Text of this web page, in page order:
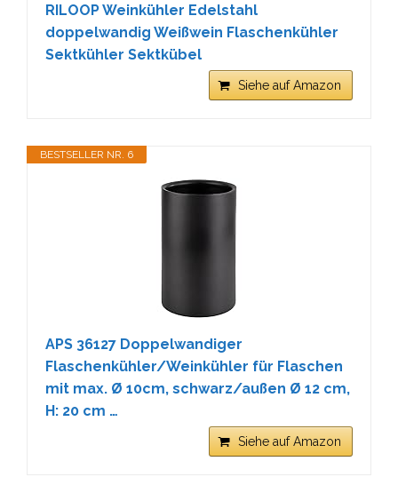
RILOOP Weinkühler Edelstahl
doppelwandig Weißwein Flaschenkühler
Sektkühler Sektkübel
Siehe auf Amazon
BESTSELLER NR. 6
APS 36127 Doppelwandiger
Flaschenkühler/Weinkühler für Flaschen
mit max. Ø 10cm, schwarz/außen Ø 12 cm,
H: 20 cm …
Siehe auf Amazon